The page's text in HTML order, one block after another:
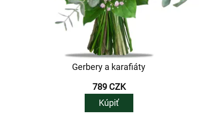
Gerbery a karafiáty
789 CZK
Kúpiť